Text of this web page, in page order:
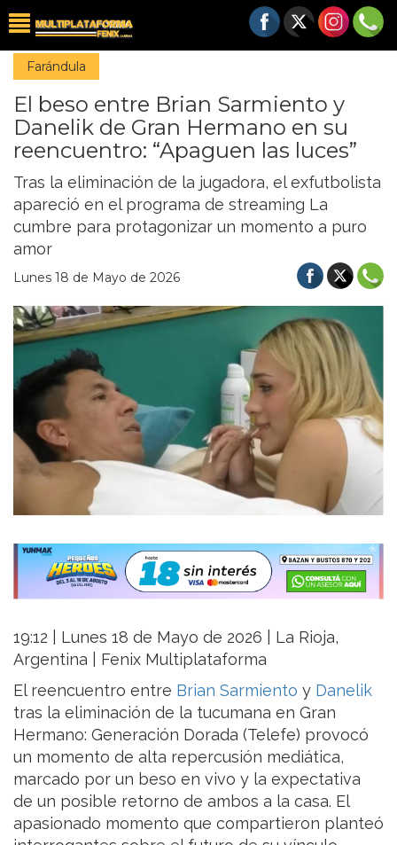
Farándula
El beso entre Brian Sarmiento y
Danelik de Gran Hermano en su
reencuentro: “Apaguen las luces”
Tras la eliminación de la jugadora, el exfutbolista
apareció en el programa de streaming La
cumbre para protagonizar un momento a puro
amor
Lunes 18 de Mayo de 2026
19:12 | Lunes 18 de Mayo de 2026 | La Rioja,
Argentina | Fenix Multiplataforma
El reencuentro entre Brian Sarmiento y Danelik
tras la eliminación de la tucumana en Gran
Hermano: Generación Dorada (Telefe) provocó
un momento de alta repercusión mediática,
marcado por un beso en vivo y la expectativa
de un posible retorno de ambos a la casa. El
apasionado momento que compartieron planteó